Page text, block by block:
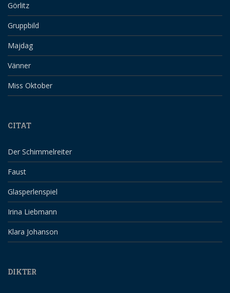
Görlitz
Gruppbild
Majdag
Vänner
Miss Oktober
CITAT
Der Schimmelreiter
Faust
Glasperlenspiel
Irina Liebmann
Klara Johanson
DIKTER